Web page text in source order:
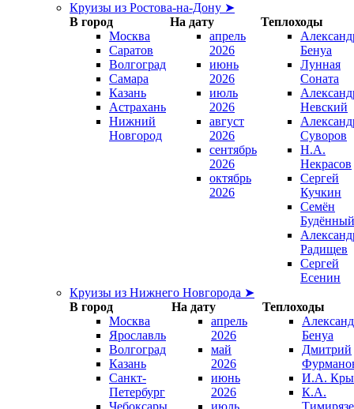
Круизы из Ростова-на-Дону ➤
В город
На дату
Теплоходы
Москва
Саратов
Волгоград
Самара
Казань
Астрахань
Нижний
Новгород
апрель
2026
июнь
2026
июль
2026
август
2026
сентябрь
2026
октябрь
2026
Бенуа
Лунная
Соната
Невский
Суворов
Н.А.
Некрасов
Сергей
Кучкин
Семён
Будённый
Радищев
Сергей
Есенин
Круизы из Нижнего Новгорода ➤
В город
На дату
Теплоходы
Москва
Ярославль
Волгоград
Казань
Санкт-
Петербург
Чебоксары
апрель
2026
май
2026
июнь
2026
июль
Бенуа
Дмитрий
И.А.
К.А.